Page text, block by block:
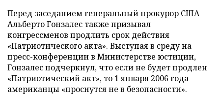
Перед заседанием генеральный прокурор США
Альберто Гонзалес также призывал
конгрессменов продлить срок действия
«Патриотического акта». Выступая в среду на
пресс-конференции в Министерстве юстиции,
Гонзалес подчеркнул, что если не будет продлен
«Патриотический акт», то 1 января 2006 года
американцы «проснутся не в безопасности».